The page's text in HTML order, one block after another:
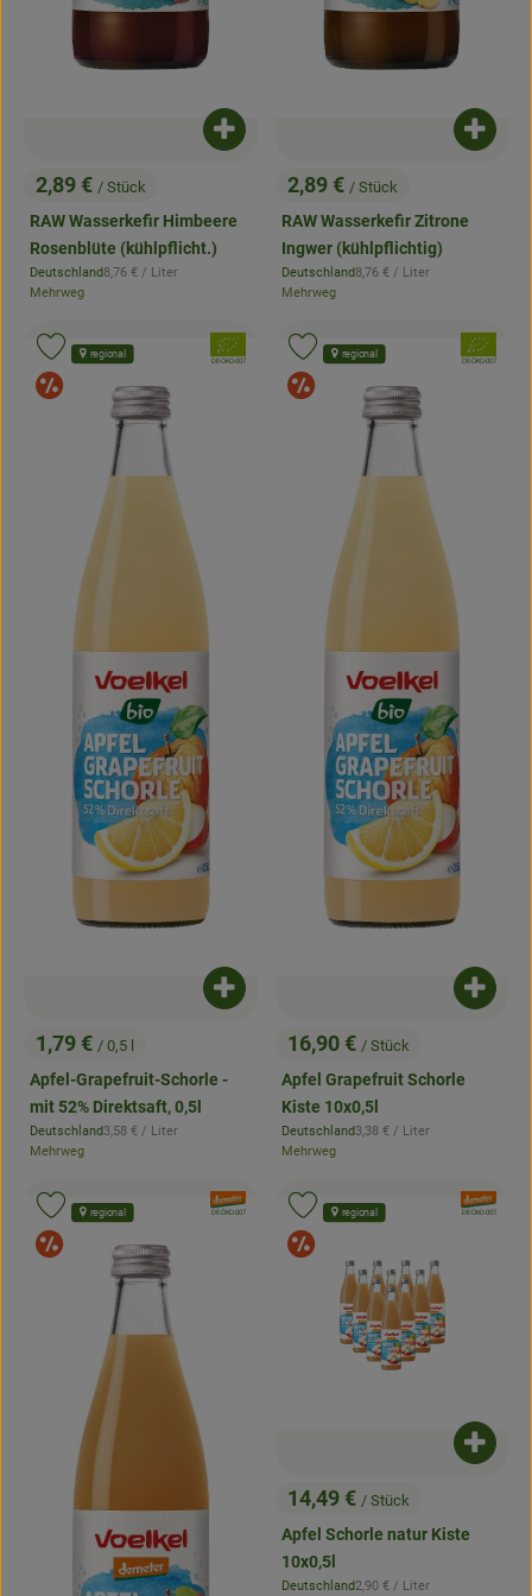
, Preis:
2,89 € / Stück
RAW Wasserkefir Himbeere
Rosenblüte (kühlpflicht.)
, Herkunft:
Deutschland, Referenzpreis:
8,76 € / Liter
Mehrweg
Produkt zum Warenkorb hinzufügen
, Preis:
2,89 € / Stück
RAW Wasserkefir Zitrone
Ingwer (kühlpflichtig)
, Herkunft:
Deutschland, Referenzpreis:
8,76 € / Liter
Mehrweg
, Preis:
1,79 € / 0,5 l
Apfel-Grapefruit-Schorle -
mit 52% Direktsaft, 0,5l
, Herkunft:
Deutschland, Referenzpreis:
3,58 € / Liter
Mehrweg
Produkt zum Warenkorb hinzufügen
, Verband:
, Kontrollstelle:
DE-ÖKO-007
Angebote
regional
Produkt zu Favouriten hinzufügen
, Preis:
16,90 € / Stück
Apfel Grapefruit Schorle
Kiste 10x0,5l
, Herkunft:
Deutschland, Referenzpreis:
3,38 € / Liter
Mehrweg
, Verband:
, Kontrollstelle:
DE-ÖKO-007
Angebote
regional
Produkt zu Favouriten hinzufügen
, Verband:
, Kontrollstelle:
DE-ÖKO-007
Angebote
regional
Produkt zu Favouriten hinzufügen
, Preis:
14,49 € / Stück
Apfel Schorle natur Kiste
10x0,5l
Deutschland, Referenzpreis:
2,90 € / Liter
, Verband:
, Kontrollstelle:
DE-ÖKO-007
Angebote
regional
Produkt zu Favouriten hinzufügen